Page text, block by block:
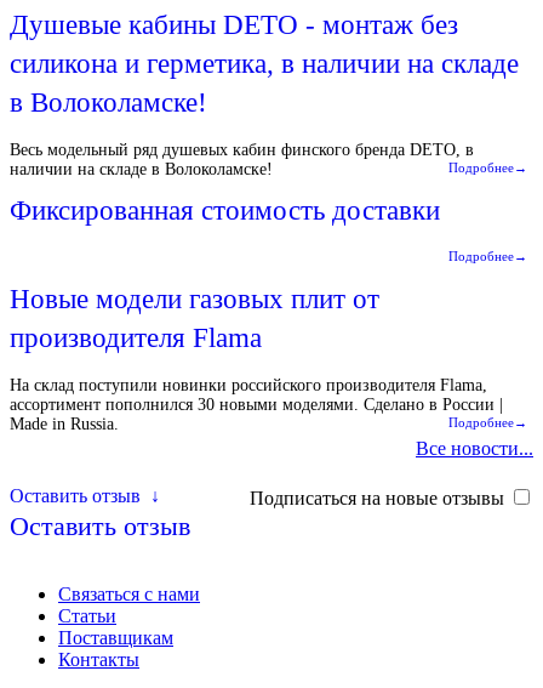
Душевые кабины DETO - монтаж без
силикона и герметика, в наличии на складе
в Волоколамске!
Весь модельный ряд душевых кабин финского бренда DETO, в
наличии на складе в Волоколамске!
Подробнее→
Фиксированная стоимость доставки
Подробнее→
Новые модели газовых плит от
производителя Flama
На склад поступили новинки российского производителя Flama,
ассортимент пополнился 30 новыми моделями. Сделано в России |
Made in Russia.
Подробнее→
Все новости...
Подписаться на новые отзывы
Оставить отзыв ↓
Оставить отзыв
Связаться с нами
Статьи
Поставщикам
Контакты